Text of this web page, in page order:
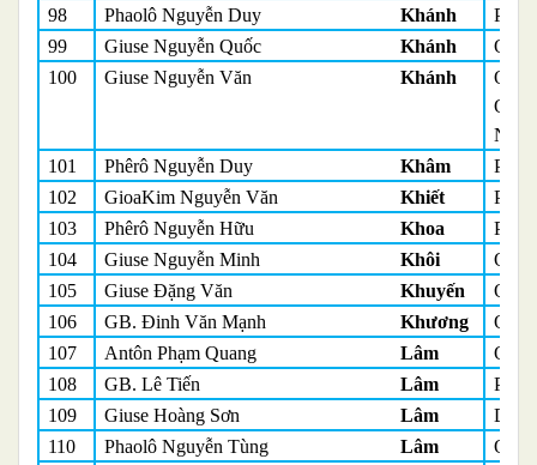
98
Phaolô Nguyễn Duy Khánh
Phó
99
Giuse Nguyễn Quốc Khánh
100
Giuse Nguyễn Văn Khánh
101
Phêrô Nguyễn Duy Khâm
Phó
102
GioaKim Nguyễn Văn Khiết
Phó
103
Phêrô Nguyễn Hữu Khoa
Phó
104
Giuse Nguyễn Minh Khôi
105
Giuse Đặng Văn Khuyến
106
GB. Đinh Văn Mạnh Khương
107
Antôn Phạm Quang Lâm
108
GB. Lê Tiến Lâm
Phó
109
Giuse Hoàng Sơn Lâm
Du
110
Phaolô Nguyễn Tùng Lâm